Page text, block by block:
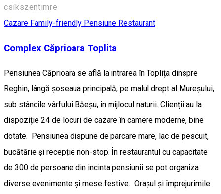
csíkszentimre
Cazare Family-friendly Pensiune Restaurant
Complex Căprioara Toplita
Pensiunea Căprioara se află la intrarea în Toplița dinspre
Reghin, lângă șoseaua principală, pe malul drept al Mureșului,
sub stâncile vârfului Băeșu, în mijlocul naturii. Clienții au la
dispoziție 24 de locuri de cazare în camere moderne, bine
dotate. Pensiunea dispune de parcare mare, lac de pescuit,
bucătărie și recepție non-stop. În restaurantul cu capacitate
de 300 de persoane din incinta pensiunii se pot organiza
diverse evenimente și mese festive. Orașul și împrejurimile